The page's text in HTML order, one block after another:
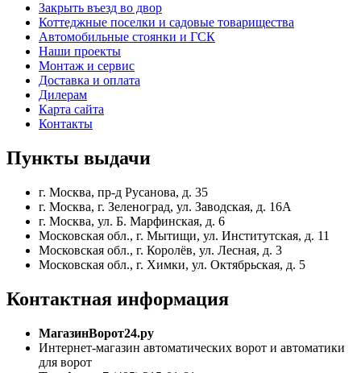
Закрыть въезд во двор
Коттеджные поселки и садовые товарищества
Автомобильные стоянки и ГСК
Наши проекты
Монтаж и сервис
Доставка и оплата
Дилерам
Карта сайта
Контакты
Пункты выдачи
г. Москва, пр-д Русанова, д. 35
г. Москва, г. Зеленоград, ул. Заводская, д. 16А
г. Москва, ул. Б. Марфинская, д. 6
Московская обл., г. Мытищи, ул. Институтская, д. 11
Московская обл., г. Королёв, ул. Лесная, д. 3
Московская обл., г. Химки, ул. Октябрьская, д. 5
Контактная информация
МагазинВорот24.ру
Интернет-магазин автоматических ворот и автоматики
для ворот